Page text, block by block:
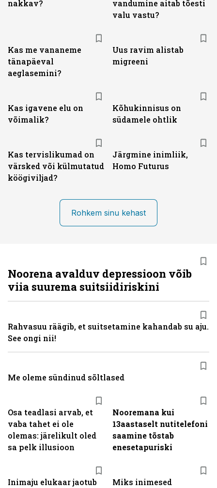
nakkav?
vandumine aitab tõesti
valu vastu?
Kas me vananeme
tänapäeval
aeglasemini?
Uus ravim alistab
migreeni
Kas igavene elu on
võimalik?
Kõhukinnisus on
südamele ohtlik
Kas tervislikumad on
värsked või külmutatud
köögiviljad?
Järgmine inimliik,
Homo Futurus
Rohkem sinu kehast
Osa teadlasi arvab, et
vaba tahet ei ole
olemas: järelikult oled
sa pelk illusioon
Nooremana kui
13aastaselt nutitelefoni
saamine tõstab
enesetapuriski
Inimaju elukaar jaotub
Miks inimesed
Noorena avalduv depressioon võib
viia suurema suitsiidiriskini
Rahvasuu räägib, et suitsetamine kahandab su aju.
See ongi nii!
Me oleme sündinud sõltlased